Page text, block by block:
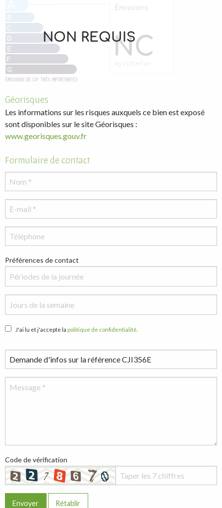
Géorisques
Les informations sur les risques auxquels ce bien est exposé
sont disponibles sur le site Géorisques :
www.georisques.gouv.fr
Formulaire de contact
Préférences de contact
J'ai lu et j'accepte la politique de confidentialité
Code de vérification
Envoyer Rétablir